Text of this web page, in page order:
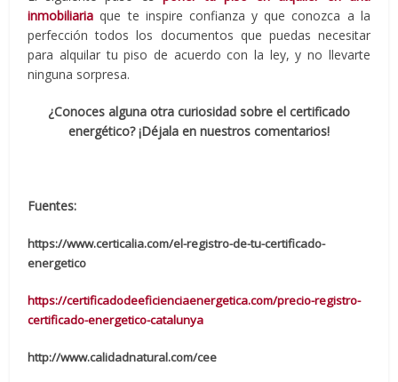
inmobiliaria que te inspire confianza y que conozca a la
perfección todos los documentos que puedas necesitar
para alquilar tu piso de acuerdo con la ley, y no llevarte
ninguna sorpresa.
¿Conoces alguna otra curiosidad sobre el certificado
energético? ¡Déjala en nuestros comentarios!
Fuentes:
https://www.certicalia.com/el-registro-de-tu-certificado-
energetico
https://certificadodeeficienciaenergetica.com/precio-registro-
certificado-energetico-catalunya
http://www.calidadnatural.com/cee